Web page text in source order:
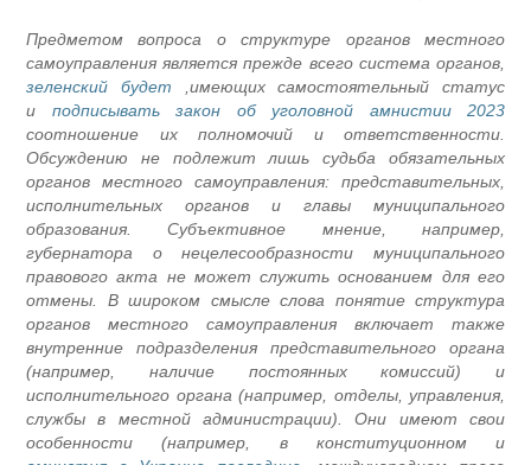
Предметом вопроса о структуре органов местного
самоуправления является прежде всего система органов,
имеющих самостоятельный статус,
зеленский будет
подписывать закон об уголовной амнистии 2023
и
соотношение их полномочий и ответственности.
Обсуждению не подлежит лишь судьба обязательных
органов местного самоуправления: представительных,
исполнительных органов и главы муниципального
образования. Субъективное мнение, например,
губернатора о нецелесообразности муниципального
правового акта не может служить основанием для его
отмены. В широком смысле слова понятие структура
органов местного самоуправления включает также
внутренние подразделения представительного органа
(например, наличие постоянных комиссий) и
исполнительного органа (например, отделы, управления,
службы в местной администрации). Они имеют свои
особенности (например, в конституционном и